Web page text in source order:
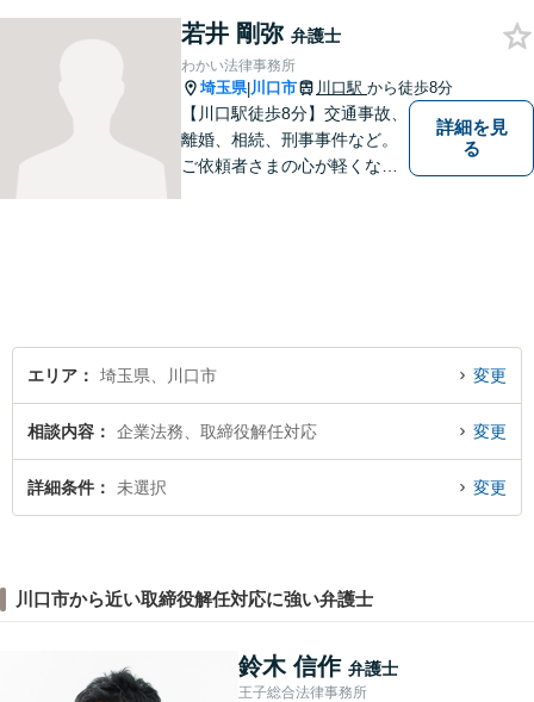
くのあなたに寄り添う弁護士
です。
若井 剛弥 弁護士
わかい法律事務所
埼玉県|川口市 川口駅 から徒歩8分
【川口駅徒歩8分】交通事故、
離婚、相続、刑事事件など。
ご依頼者さまの心が軽くなる
詳細を見
る
エリア 埼玉県、川口市 変更
相談内容 企業法務、取締役解任対応 変更
詳細条件 未選択 変更
川口市から近い取締役解任対応に強い弁護士
鈴木 信作 弁護士
王子総合法律事務所